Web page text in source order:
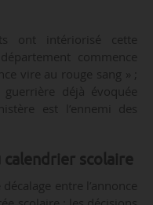
ont intériorisé cette
commence
vire au rouge sang » ;
déjà évoquée
est l’ennemi des
calendrier scolaire
entre l’annonce